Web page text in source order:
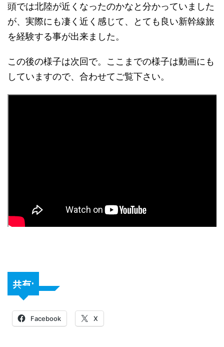
頭では北陸が近くなったのかなと分かっていました
が、実際にも凄く近く感じて、とても良い新幹線旅
を経験する事が出来ました。
この後の様子は次回で。ここまでの様子は動画にも
していますので、合わせてご覧下さい。
共有:
Facebook X